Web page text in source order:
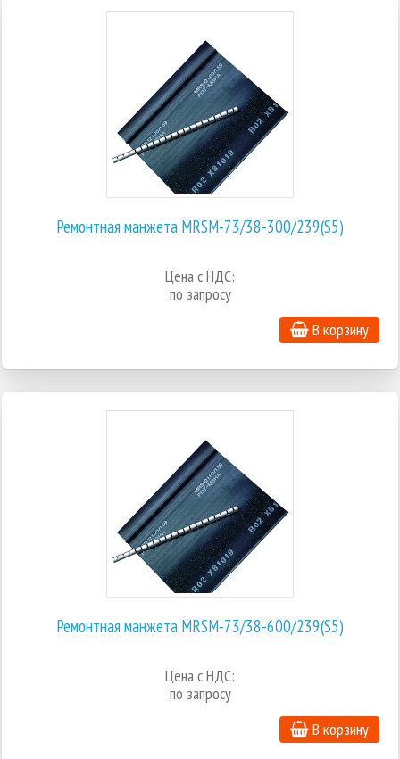
Ремонтная манжета MRSM-73/38-300/239(S5)
Цена с НДС:
по запросу
В корзину
Ремонтная манжета MRSM-73/38-600/239(S5)
Цена с НДС:
по запросу
В корзину